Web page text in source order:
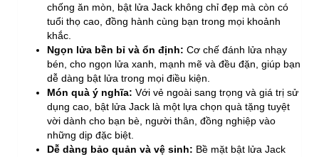
chống ăn mòn, bật lửa Jack không chỉ đẹp mà còn có
tuổi thọ cao, đồng hành cùng bạn trong mọi khoảnh
khắc.
Ngọn lửa bền bỉ và ổn định: Cơ chế đánh lửa nhạy
bén, cho ngọn lửa xanh, mạnh mẽ và đều đặn, giúp bạn
dễ dàng bật lửa trong mọi điều kiện.
Món quà ý nghĩa: Với vẻ ngoài sang trọng và giá trị sử
dụng cao, bật lửa Jack là một lựa chọn quà tặng tuyệt
vời dành cho bạn bè, người thân, đồng nghiệp vào
những dịp đặc biệt.
Dễ dàng bảo quản và vệ sinh: Bề mặt bật lửa Jack